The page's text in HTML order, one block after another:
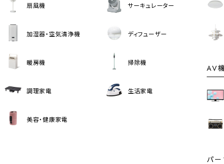
扇風機 サーキュレーター
加湿器・空気清浄機 ディフューザー
暖房機 掃除機
調理家電 生活家電
美容・健康家電
AV
パー